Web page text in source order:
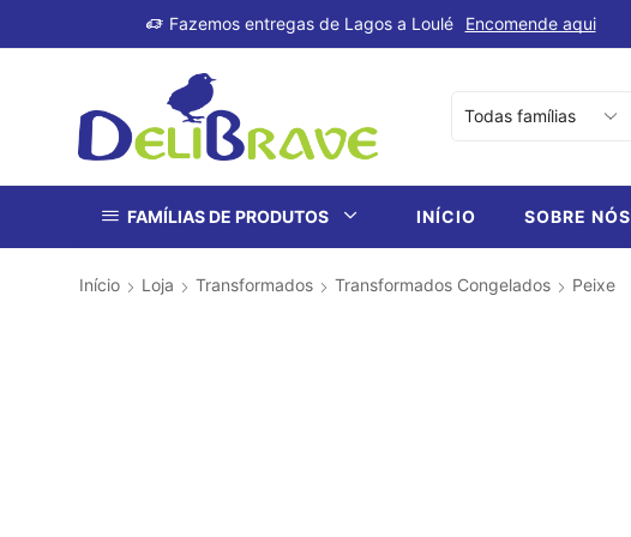
Fazemos entregas de Lagos a Loulé Encomende aqui
FAMÍLIAS DE PRODUTOS INÍCIO SOBRE NÓS
Início Loja Transformados Transformados Congelados Peixe